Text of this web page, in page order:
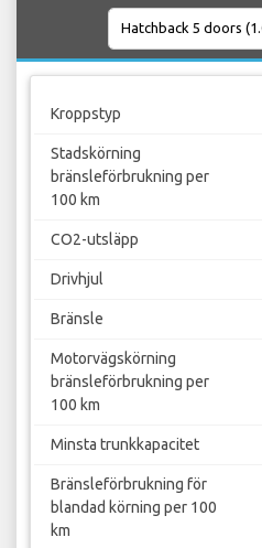
Kroppstyp
Stadskörning
bränsleförbrukning per
100 km
CO2-utsläpp
Drivhjul
Bränsle
Motorvägskörning
bränsleförbrukning per
100 km
Minsta trunkkapacitet
Bränsleförbrukning för
blandad körning per 100
km